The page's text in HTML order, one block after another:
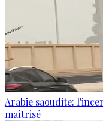
Arabie saoudite:
maîtrisé